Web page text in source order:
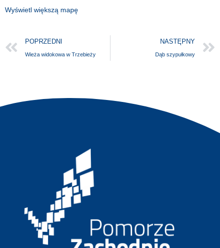
Wyświetl większą mapę
POPRZEDNI
Wieża widokowa w Trzebieży
NASTĘPNY
Dąb szypułkowy